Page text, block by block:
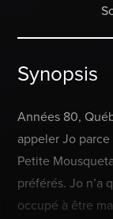
Synopsis
Années 80,
appeler Jo
Petite
préférés. Jo n’a
occupé à être